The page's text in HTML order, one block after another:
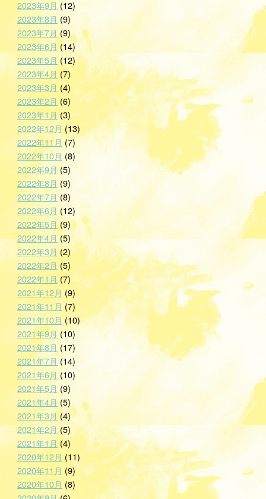
2023年9月 (12)
2023年8月(9)
2023年7月 (9)
2023年6月(14)
2023年5月(12)
2023年4月 (7)
2023年3月 (4)
2023年2月 (6)
2023年1月 (3)
2022年12月 (13)
2022年11月 (7)
2022年10月 (8)
2022年9月(5)
2022年8月 (9)
2022年7月 (8)
2022年6月(12)
2022年5月(9)
2022年4月(5)
2022年3月(2)
2022年2月 (5)
2022年1月 (7)
2021年12月 (9)
2021年11月 (7)
2021年10月(10)
2021年9月 (10)
2021年8月 (17)
2021年7月(14)
2021年6月(10)
2021年5月 (9)
2021年4月 (5)
2021年3月 (4)
2021年2月(5)
2021年1月 (4)
2020年12月 (11)
2020年11月 (9)
2020年10月 (8)